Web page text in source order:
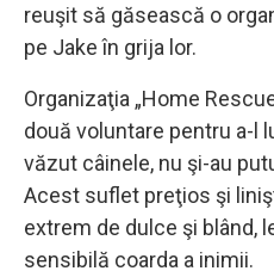
reuşit să găsească o
pe Jake în grija lor.
Organizaţia „Home
două voluntare pentru a-l
văzut câinele, nu şi-au
Acest suflet preţios şi
extrem de dulce şi blând,
sensibilă coarda a inimii.